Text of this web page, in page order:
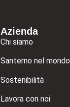
Azienda
Chi siamo
Santerno nel mondo
Sostenibilità
Lavora con noi